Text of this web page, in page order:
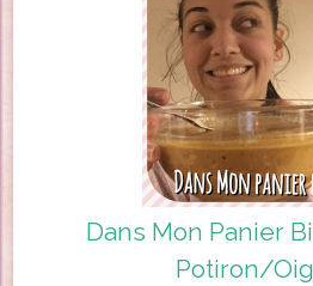
Dans Mon Panier
Potiron/